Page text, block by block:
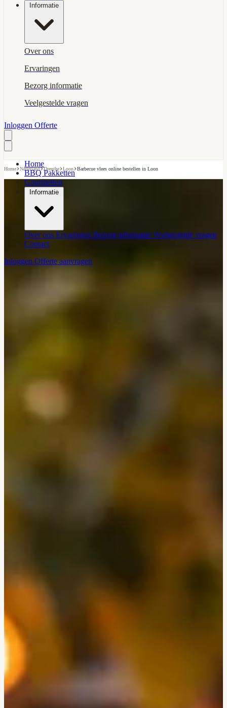
Informatie
Over ons
Ervaringen
Bezorg informatie
Veelgestelde vragen
Inloggen Offerte
Home
BBQ Pakketten
Gourmetten
Informatie
Over ons Ervaringen Bezorg informatie Veelgestelde vragen
Contact
Inloggen Offerte aanvragen
Home›Nederland›Drenthe›Loon›Barbecue vlees online bestellen in Loon